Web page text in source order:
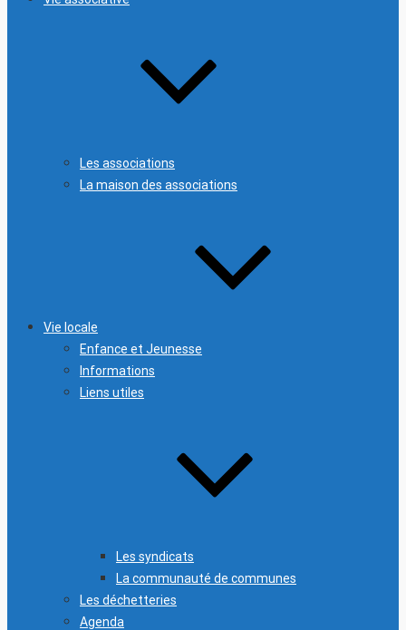
Les associations
La maison des associations
Vie locale
Enfance et Jeunesse
Informations
Liens utiles
Les syndicats
La communauté de communes
Les déchetteries
Agenda